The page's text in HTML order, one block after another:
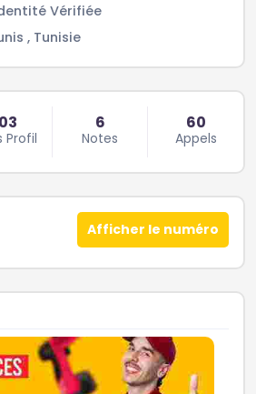
Vérifiée
, Tunisie
Profil
6
Notes
60
Appels
Afficher le numéro